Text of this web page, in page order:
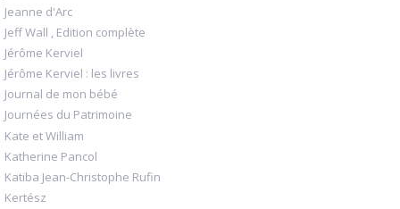
Jeanne d'Arc
Jeff Wall , Edition complète
Jérôme Kerviel
Jérôme Kerviel : les livres
Journal de mon bébé
Journées du Patrimoine
Kate et William
Katherine Pancol
Katiba Jean-Christophe Rufin
Kertész